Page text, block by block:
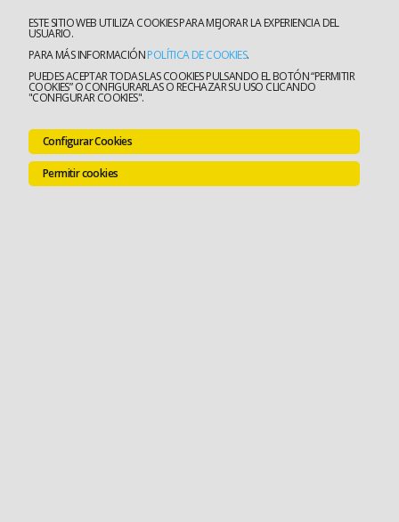
ESTE SITIO WEB UTILIZA COOKIES PARA MEJORAR LA EXPERIENCIA DEL
USUARIO.
PARA MÁS INFORMACIÓNPOLÍTICA DE COOKIES.
PUEDES ACEPTAR TODAS LAS COOKIES PULSANDO EL BOTÓN “PERMITIR
COOKIES” O CONFIGURARLAS O RECHAZAR SU USO CLICANDO
"CONFIGURAR COOKIES".
Configurar Cookies
Permitir cookies